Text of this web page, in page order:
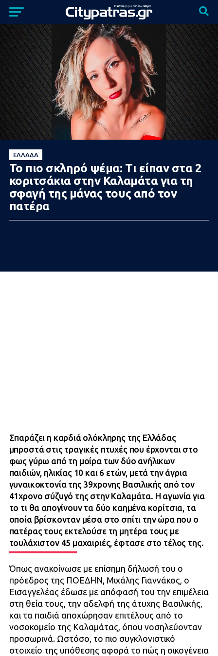
ΕΛΛΆΔΑ
Το πιο σκληρό ψέμα: Τι είπαν στα 2
κοριτσάκια στην Καλαμάτα για τη
σφαγή της μάνας τους από τον
πατέρα
Σπαράζει η καρδιά ολόκληρης της Ελλάδας
μπροστά στις τραγικές πτυχές που έρχονται στο
φως γύρω από τη μοίρα των δύο ανήλικων
παιδιών, ηλικίας 10 και 6 ετών, μετά την άγρια
γυναικοκτονία της 39χρονης Βασιλικής από τον
41χρονο σύζυγό της στην Καλαμάτα. Η αγωνία για
το τι θα απογίνουν τα δύο καημένα κορίτσια, τα
οποία βρίσκονταν μέσα στο σπίτι την ώρα που ο
πατέρας τους εκτελούσε τη μητέρα τους με
τουλάχιστον 45 μαχαιριές, έφτασε στο τέλος της.
Όπως ανακοίνωσε με επίσημη δήλωσή του ο
πρόεδρος της ΠΟΕΔΗΝ, Μιχάλης Γιαννάκος, ο
Εισαγγελέας έδωσε με απόφασή του την επιμέλεια
στη θεία τους, την αδελφή της άτυχης Βασιλικής,
και τα παιδιά αποχώρησαν επιτέλους από το
νοσοκομείο της Καλαμάτας, όπου νοσηλεύονταν
προσωρινά. Ωστόσο, το πιο συγκλονιστικό
στοιχείο της υπόθεσης αφορά το πώς η οικογένεια